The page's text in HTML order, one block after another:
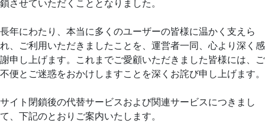
鎖させていただくこととなりました。
長年にわたり、本当に多くのユーザーの皆様に温かく支えら
れ、ご利用いただきましたことを、運営者一同、心より深く感
謝申し上げます。これまでご愛顧いただきました皆様には、ご
不便とご迷惑をおかけしますことを深くお詫び申し上げます。
サイト閉鎖後の代替サービスおよび関連サービスにつきまし
て、下記のとおりご案内いたします。